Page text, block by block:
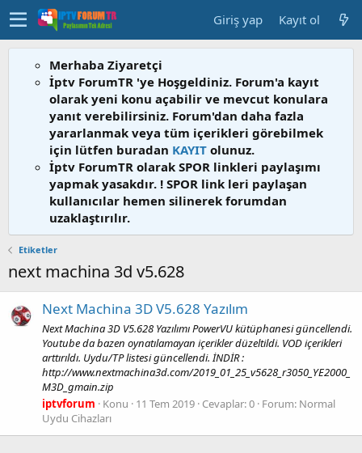
Giriş yap Kayıt ol
Merhaba Ziyaretçi
İptv ForumTR 'ye Hoşgeldiniz. Forum'a kayıt
olarak yeni konu açabilir ve mevcut konulara
yanıt verebilirsiniz. Forum'dan daha fazla
yararlanmak veya tüm içerikleri görebilmek
için lütfen buradan KAYIT olunuz.
İptv ForumTR olarak SPOR linkleri paylaşımı
yapmak yasakdır. ! SPOR link leri paylaşan
kullanıcılar hemen silinerek forumdan
uzaklaştırılır.
Etiketler
next machina 3d v5.628
Next Machina 3D V5.628 Yazılım
Next Machina 3D V5.628 Yazılımı PowerVU kütüphanesi güncellendi.
Youtube da bazen oynatılamayan içerikler düzeltildi. VOD içerikleri
arttırıldı. Uydu/TP listesi güncellendi. İNDİR :
http://www.nextmachina3d.com/2019_01_25_v5628_r3050_YE2000_
M3D_gmain.zip
iptvforum
Konu 11 Tem 2019 Cevaplar: 0 Forum: Normal
Uydu Cihazları